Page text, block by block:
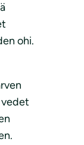
ohi.
vedet